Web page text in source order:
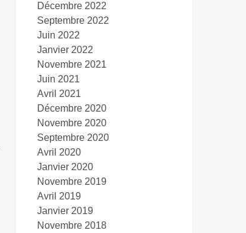
Décembre 2022
Septembre 2022
Juin 2022
Janvier 2022
Novembre 2021
Juin 2021
Avril 2021
Décembre 2020
Novembre 2020
Septembre 2020
Avril 2020
Janvier 2020
Novembre 2019
Avril 2019
Janvier 2019
Novembre 2018